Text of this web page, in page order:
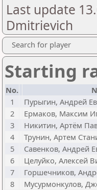
Last update
Dmitrievich
Search for player
Starting
No.
1
Пурыгин, Андрей
2
Ермаков, Максим
3
Никитин, Артём
4
Трунин, Артем
5
Савенков, Андрей
6
Целуйко, Алексей
7
Горшечников,
8
Мусурмонкулов,